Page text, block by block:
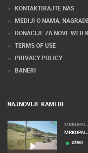
KONTAKTIRAJTE NAS
MEDIJI O NAMA,
DONACIJE ZA NOVE WEB
TERMS OF USE
PRIVACY POLICY
BANERI
NAJNOVIJE KAMERE
UŽIVO